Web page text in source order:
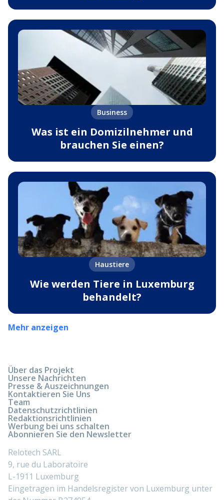
Business
Was ist ein Domizilnehmer und
brauchen Sie einen?
Haustiere
Wie werden Tiere in Luxemburg
behandelt?
Mehr anzeigen
Über das Projekt
Unsere Nachrichten
Presse & Auszeichnungen
Kontaktieren Sie Uns
Team
Datenschutzrichtlinien
Redaktionsrichtlinien
Werbung bei uns schalten
Abonnieren Sie den Newsletter
Relotech SARL
9, rue du Laboratoire
L-1911 Luxemburg
Eingetragen im Handelsregister von Luxemburg unter